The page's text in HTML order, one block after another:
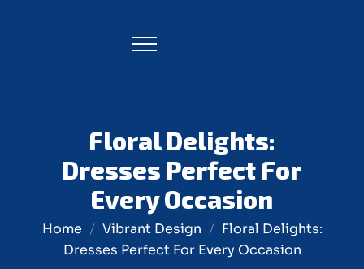
Floral Delights:
Dresses Perfect For
Every Occasion
Home Vibrant Design
Floral Delights:
Dresses Perfect For Every Occasion